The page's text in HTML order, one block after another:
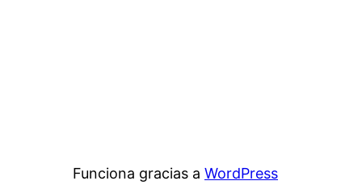
Funciona gracias a WordPress